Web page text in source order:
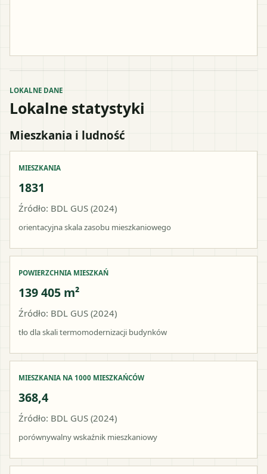
LOKALNE DANE
Lokalne statystyki
Mieszkania i ludność
MIESZKANIA
1831
Źródło: BDL GUS (2024)
orientacyjna skala zasobu mieszkaniowego
POWIERZCHNIA MIESZKAŃ
139 405 m²
Źródło: BDL GUS (2024)
tło dla skali termomodernizacji budynków
MIESZKANIA NA 1000 MIESZKAŃCÓW
368,4
Źródło: BDL GUS (2024)
porównywalny wskaźnik mieszkaniowy